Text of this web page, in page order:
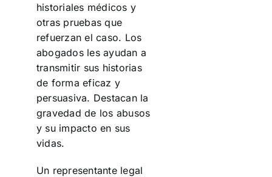
historiales médicos y
otras pruebas que
refuerzan el caso. Los
abogados les ayudan a
transmitir sus historias
de forma eficaz y
persuasiva. Destacan la
gravedad de los abusos
y su impacto en sus
vidas.
Un representante legal